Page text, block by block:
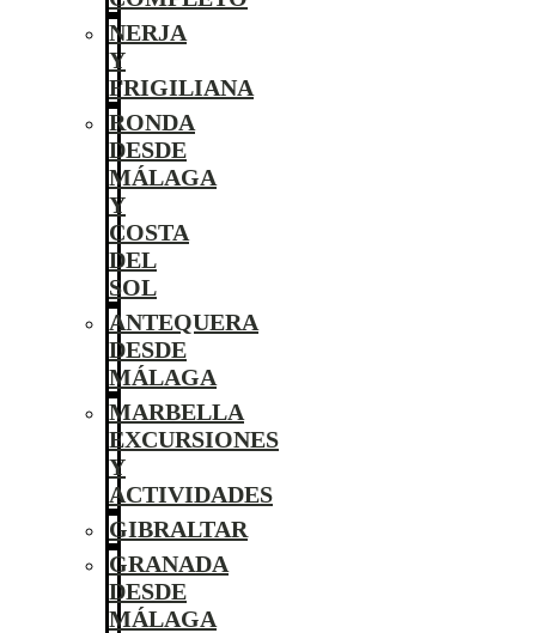
NERJA
Y
FRIGILIANA
RONDA
DESDE
MÁLAGA
Y
COSTA
DEL
SOL
ANTEQUERA
DESDE
MÁLAGA
MARBELLA
EXCURSIONES
Y
ACTIVIDADES
GIBRALTAR
GRANADA
DESDE
MÁLAGA